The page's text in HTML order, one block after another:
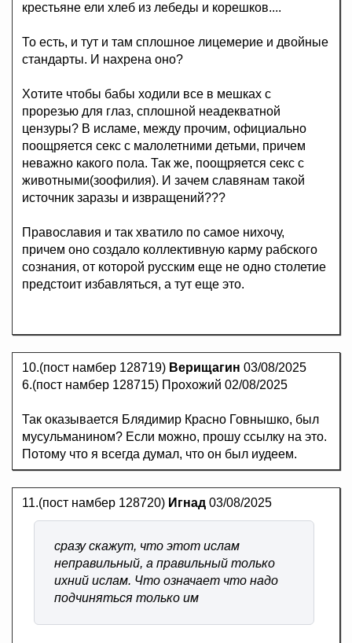
крестьяне ели хлеб из лебеды и корешков....
То есть, и тут и там сплошное лицемерие и двойные
стандарты. И нахрена оно?
Хотите чтобы бабы ходили все в мешках с
прорезью для глаз, сплошной неадекватной
цензуры? В исламе, между прочим, официально
поощряется секс с малолетними детьми, причем
неважно какого пола. Так же, поощряется секс с
животными(зоофилия). И зачем славянам такой
источник заразы и извращений???
Православия и так хватило по самое нихочу,
причем оно создало коллективную карму рабского
сознания, от которой русским еще не одно столетие
предстоит избавляться, а тут еще это.
10.(пост намбер 128719) Верищагин 03/08/2025
6.(пост намбер 128715) Прохожий 02/08/2025
Так оказывается Блядимир Красно Говнышко, был
мусульманином? Если можно, прошу ссылку на это.
Потому что я всегда думал, что он был иудеем.
11.(пост намбер 128720) Игнад 03/08/2025
сразу скажут, что этот ислам
неправильный, а правильный только
ихний ислам. Что означает что надо
подчиняться только им